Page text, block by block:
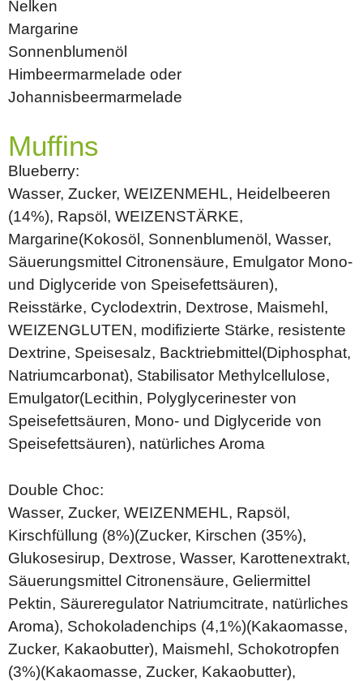
Nelken
Margarine
Sonnenblumenöl
Himbeermarmelade oder
Johannisbeermarmelade
Muffins
Blueberry:
Wasser, Zucker, WEIZENMEHL, Heidelbeeren
(14%), Rapsöl, WEIZENSTÄRKE,
Margarine(Kokosöl, Sonnenblumenöl, Wasser,
Säuerungsmittel Citronensäure, Emulgator Mono-
und Diglyceride von Speisefettsäuren),
Reisstärke, Cyclodextrin, Dextrose, Maismehl,
WEIZENGLUTEN, modifizierte Stärke, resistente
Dextrine, Speisesalz, Backtriebmittel(Diphosphat,
Natriumcarbonat), Stabilisator Methylcellulose,
Emulgator(Lecithin, Polyglycerinester von
Speisefettsäuren, Mono- und Diglyceride von
Speisefettsäuren), natürliches Aroma
Double Choc:
Wasser, Zucker, WEIZENMEHL, Rapsöl,
Kirschfüllung (8%)(Zucker, Kirschen (35%),
Glukosesirup, Dextrose, Wasser, Karottenextrakt,
Säuerungsmittel Citronensäure, Geliermittel
Pektin, Säureregulator Natriumcitrate, natürliches
Aroma), Schokoladenchips (4,1%)(Kakaomasse,
Zucker, Kakaobutter), Maismehl, Schokotropfen
(3%)(Kakaomasse, Zucker, Kakaobutter),